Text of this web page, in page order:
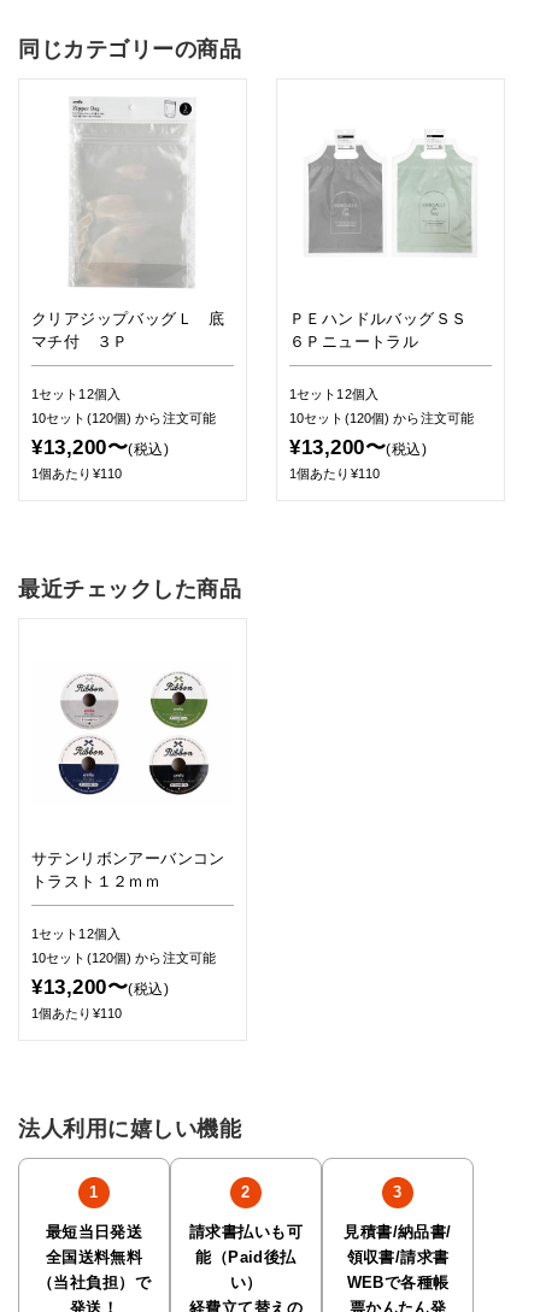
同じカテゴリーの商品
クリアジップバッグＬ 底
マチ付 ３Ｐ
1セット12個入
10セット(120個)から注文可能
¥13,200〜(税込)
1個あたり¥110
ＰＥハンドルバッグＳＳ
６Ｐニュートラル
1セット12個入
10セット(120個)から注文可能
¥13,200〜(税込)
1個あたり¥110
最近チェックした商品
サテンリボンアーバンコン
トラスト１２ｍｍ
1セット12個入
10セット(120個)から注文可能
¥13,200〜(税込)
1個あたり¥110
法人利用に嬉しい機能
最短当日発送
全国送料無料
（当社負担）で
発送！
請求書払いも可
能（Paid後払
い）
経費立て替えの
見積書/納品書/
領収書/請求書
WEBで各種帳
票かんたん発